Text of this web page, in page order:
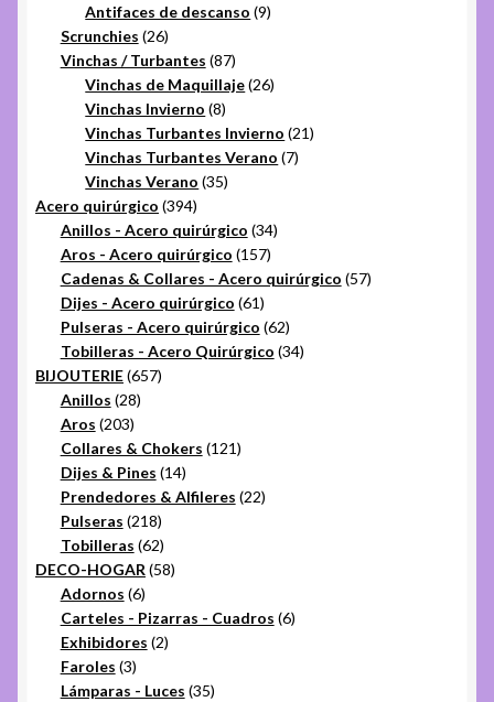
Antifaces de descanso 99
Scrunchies 2626
productos
Vinchas / Turbantes 8787
productos
Vinchas de Maquillaje 2626
Vinchas Invierno 88
productos
Vinchas Turbantes Invierno 2121
Vinchas Turbantes Verano 77
Vinchas Verano 3535
Acero quirúrgico 394394
productos
Anillos - Acero quirúrgico 3434
Aros - Acero quirúrgico 157157
productos
Cadenas & Collares - Acero quirúrgico 5757
Dijes - Acero quirúrgico 6161
productos
Pulseras - Acero quirúrgico 6262
productos
Tobilleras - Acero Quirúrgico 3434
BIJOUTERIE 657657
Anillos 2828
Aros 203203
productos
Collares & Chokers 121121
Dijes & Pines 1414
productos
Prendedores & Alfileres 2222
Pulseras 218218
productos
Tobilleras 6262
productos
DECO-HOGAR 5858
Adornos 66
productos
Carteles - Pizarras - Cuadros 66
Exhibidores 22
Faroles 33
productos
Lámparas - Luces 3535